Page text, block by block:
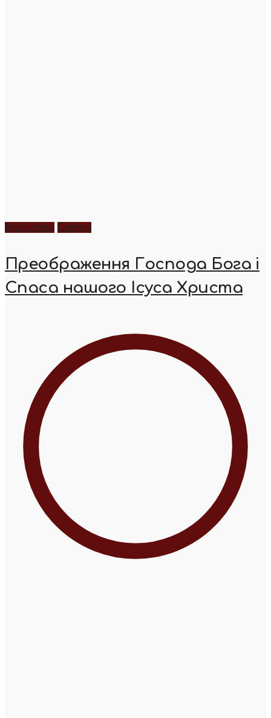
Молитва Свята
Преображення Господа Бога і
Спаса нашого Ісуса Христа